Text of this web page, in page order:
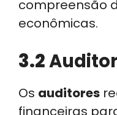
compreensão
econômicas.
3.2Auditor
Os auditores
financeiras